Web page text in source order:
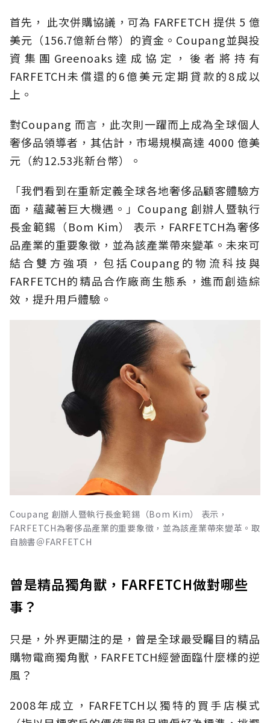
首先， 此次併購協議，可為 FARFETCH 提供 5 億
美元（156.7億新台幣）的資金。Coupang並與投
資集團Greenoaks達成協定，後者將持有
FARFETCH未償還的6億美元定期貸款的8成以
上。
對Coupang 而言，此次則一躍而上成為全球個人
奢侈品領導者，其估計，市場規模高達 4000 億美
元（約12.53兆新台幣）。
「我們看到在重新定義全球各地奢侈品顧客體驗方
面，蘊藏著巨大機遇。」Coupang 創辦人暨執行
長金範錫（Bom Kim） 表示，FARFETCH為奢侈
品產業的重要象徵，並為該產業帶來變革。未來可
結合雙方強項，包括Coupang的物流科技與
FARFETCH的精品合作廠商生態系，進而創造綜
效，提升用戶體驗。
Coupang 創辦人暨執行長金範錫（Bom Kim） 表示，
FARFETCH為奢侈品產業的重要象徵，並為該產業帶來變革。取
自臉書＠FARFETCH
曾是精品獨角獸，FARFETCH做對哪些
事？
只是，外界更關注的是，曾是全球最受矚目的精品
購物電商獨角獸，FARFETCH經營面臨什麼樣的逆
風？
2008年成立，FARFETCH以獨特的買手店模式